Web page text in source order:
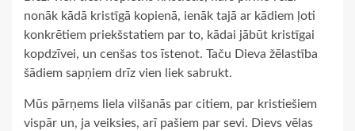
nonāk kādā kristīgā kopienā, ienāk tajā ar kādiem ļoti
konkrētiem priekšstatiem par to, kādai jābūt kristīgai
kopdzīvei, un cenšas tos īstenot. Taču Dieva žēlastība
šādiem sapņiem drīz vien liek sabrukt.
Mūs pārņems liela vilšanās par citiem, par kristiešiem
vispār un, ja veiksies, arī pašiem par sevi. Dievs vēlas